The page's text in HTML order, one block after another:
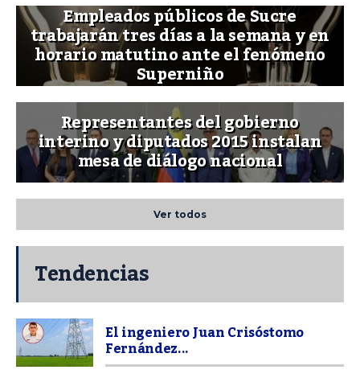
Empleados públicos de Sucre
trabajarán tres días a la semana y en
horario matutino ante el fenómeno
Superniño
Representantes del gobierno
interino y diputados 2015 instalan
mesa de diálogo nacional
Ver todos
Tendencias
El ingeniero Juan Crisóstomo
Fernández...